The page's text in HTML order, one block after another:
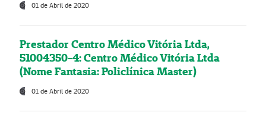
01 de Abril de 2020
Prestador Centro Médico Vitória Ltda,
51004350-4: Centro Médico Vitória Ltda
(Nome Fantasia: Policlínica Master)
01 de Abril de 2020